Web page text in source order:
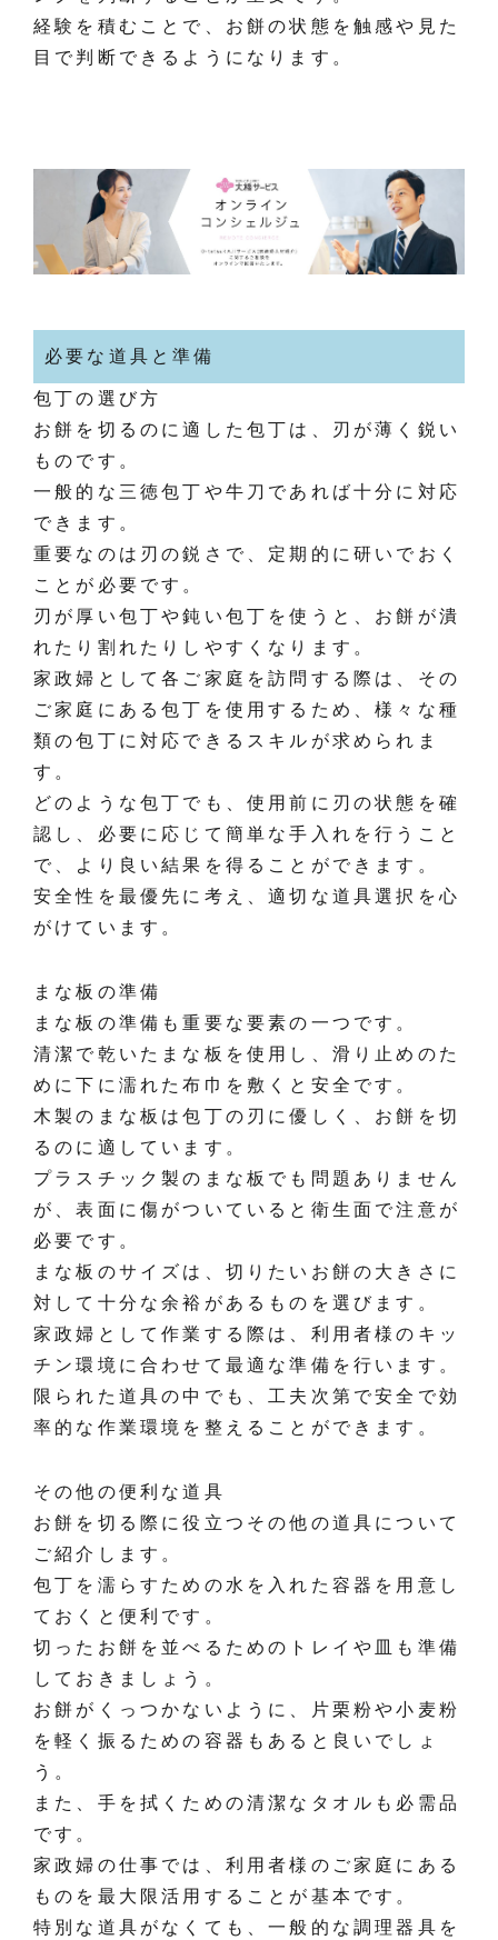
経験を積むことで、お餅の状態を触感や見た
目で判断できるようになります。
必要な道具と準備
包丁の選び方
お餅を切るのに適した包丁は、刃が薄く鋭い
ものです。
一般的な三徳包丁や牛刀であれば十分に対応
できます。
重要なのは刃の鋭さで、定期的に研いでおく
ことが必要です。
刃が厚い包丁や鈍い包丁を使うと、お餅が潰
れたり割れたりしやすくなります。
家政婦として各ご家庭を訪問する際は、その
ご家庭にある包丁を使用するため、様々な種
類の包丁に対応できるスキルが求められま
す。
どのような包丁でも、使用前に刃の状態を確
認し、必要に応じて簡単な手入れを行うこと
で、より良い結果を得ることができます。
安全性を最優先に考え、適切な道具選択を心
がけています。
まな板の準備
まな板の準備も重要な要素の一つです。
清潔で乾いたまな板を使用し、滑り止めのた
めに下に濡れた布巾を敷くと安全です。
木製のまな板は包丁の刃に優しく、お餅を切
るのに適しています。
プラスチック製のまな板でも問題ありません
が、表面に傷がついていると衛生面で注意が
必要です。
まな板のサイズは、切りたいお餅の大きさに
対して十分な余裕があるものを選びます。
家政婦として作業する際は、利用者様のキッ
チン環境に合わせて最適な準備を行います。
限られた道具の中でも、工夫次第で安全で効
率的な作業環境を整えることができます。
その他の便利な道具
お餅を切る際に役立つその他の道具について
ご紹介します。
包丁を濡らすための水を入れた容器を用意し
ておくと便利です。
切ったお餅を並べるためのトレイや皿も準備
しておきましょう。
お餅がくっつかないように、片栗粉や小麦粉
を軽く振るための容器もあると良いでしょ
う。
また、手を拭くための清潔なタオルも必需品
です。
家政婦の仕事では、利用者様のご家庭にある
ものを最大限活用することが基本です。
特別な道具がなくても、一般的な調理器具を